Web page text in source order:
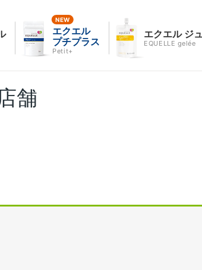
エクエル
プチプラス
Petit+
エクエル ジ
EQUELLE gelée
舗